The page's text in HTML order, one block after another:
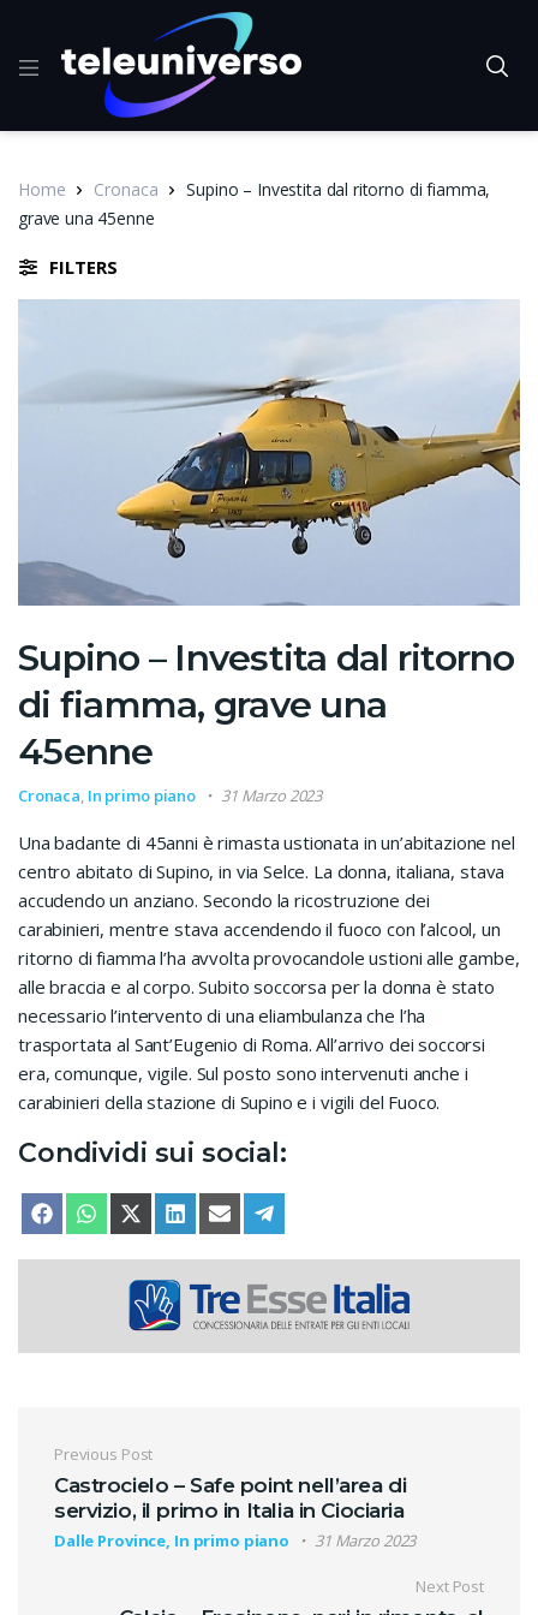
Home Cronaca
Supino – Investita dal ritorno di fiamma,
grave una 45enne
FILTERS
Supino – Investita dal ritorno
di fiamma, grave una
45enne
Cronaca, In primo piano 31 Marzo 2023
Una badante di 45anni è rimasta ustionata in un’abitazione nel
centro abitato di Supino, in via Selce. La donna, italiana, stava
accudendo un anziano. Secondo la ricostruzione dei
carabinieri, mentre stava accendendo il fuoco con l’alcool, un
ritorno di fiamma l’ha avvolta provocandole ustioni alle gambe,
alle braccia e al corpo. Subito soccorsa per la donna è stato
necessario l’intervento di una eliambulanza che l’ha
trasportata al Sant’Eugenio di Roma. All’arrivo dei soccorsi
era, comunque, vigile. Sul posto sono intervenuti anche i
carabinieri della stazione di Supino e i vigili del Fuoco.
Condividi sui social:
SHARE ON
FACEBOOKSHARE ON
WHATSAPPSHARE ON
X (TWITTER)
SHARE ON
LINKEDINSHARE ON
EMAIL
Navigazione articoli
Previous Post
Castrocielo – Safe point nell’area di
servizio, il primo in Italia in Ciociaria
Dalle Province, In primo piano 31 Marzo 2023
Next Post